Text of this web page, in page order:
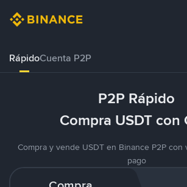
RápidoCuenta P2P
P2P Rápido
Compra USDT con
Compra y vende USDT en Binance P2P con
pago